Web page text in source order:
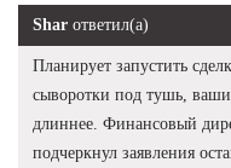
Shar ответил(а)
Планирует запустить
сыворотки под тушь,
длиннее. Финансовый
подчеркнул заявления